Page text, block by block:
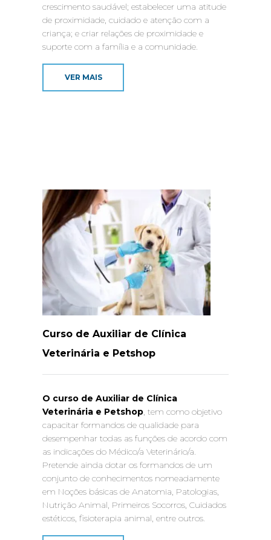
crescimento saudável; estabelecer uma atitude
de proximidade, cuidado e atenção com a
criança; e criar relações de proximidade e
suporte com a família e a comunidade.
VER MAIS
Curso de Auxiliar de Clínica
Veterinária e Petshop
O curso de Auxiliar de Clínica
Veterinária e Petshop, tem como objetivo
capacitar formandos de qualidade para
desempenhar todas as funções de acordo com
as indicações do Médico/a Veterinário/a.
Pretende ainda dotar os formandos de um
conjunto de conhecimentos nomeadamente
em Noções básicas de Anatomia, Patologias,
Nutrição Animal, Primeiros Socorros, Cuidados
estéticos, fisioterapia animal, entre outros.